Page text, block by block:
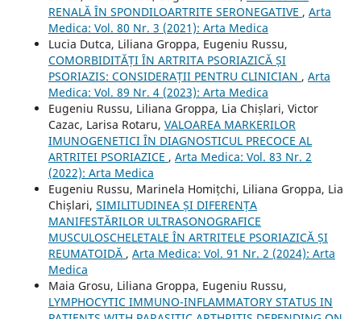
RENALĂ ÎN SPONDILOARTRITE SERONEGATIVE , Arta
Medica: Vol. 80 Nr. 3 (2021): Arta Medica
Lucia Dutca, Liliana Groppa, Eugeniu Russu,
COMORBIDITĂȚI ÎN ARTRITA PSORIAZICĂ ȘI
PSORIAZIS: CONSIDERAȚII PENTRU CLINICIAN , Arta
Medica: Vol. 89 Nr. 4 (2023): Arta Medica
Eugeniu Russu, Liliana Groppa, Lia Chișlari, Victor
Cazac, Larisa Rotaru, VALOAREA MARKERILOR
IMUNOGENETICI ÎN DIAGNOSTICUL PRECOCE AL
ARTRITEI PSORIAZICE , Arta Medica: Vol. 83 Nr. 2
(2022): Arta Medica
Eugeniu Russu, Marinela Homițchi, Liliana Groppa, Lia
Chișlari, SIMILITUDINEA ȘI DIFERENȚA
MANIFESTĂRILOR ULTRASONOGRAFICE
MUSCULOSCHELETALE ÎN ARTRITELE PSORIAZICĂ ȘI
REUMATOIDĂ , Arta Medica: Vol. 91 Nr. 2 (2024): Arta
Medica
Maia Grosu, Liliana Groppa, Eugeniu Russu,
LYMPHOCYTIC IMMUNO-INFLAMMATORY STATUS IN